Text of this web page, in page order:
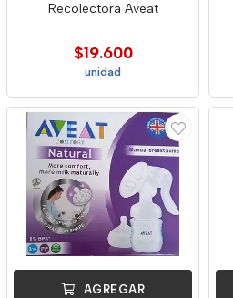
Recolectora Aveat
$19.600
unidad
AGREGAR